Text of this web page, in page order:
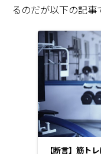
るのだが以下の記事
【断言】筋ト